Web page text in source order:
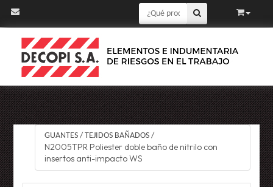
GUANTES /TEJIDOS BAÑADOS /
N2005TPR Poliester doble baño de nitrilo con
insertos anti-impacto WS